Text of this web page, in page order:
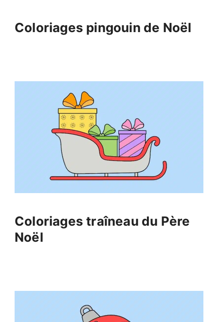
Coloriages pingouin de Noël
Coloriages traîneau du Père
Noël